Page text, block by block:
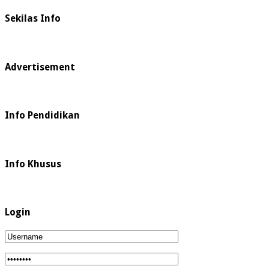
Sekilas Info
Advertisement
Info Pendidikan
Info Khusus
Login